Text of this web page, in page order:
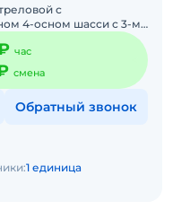
с
4-осном шасси с 3-мя
60 тонн,
час
смена
Обратный звонок
1 единица